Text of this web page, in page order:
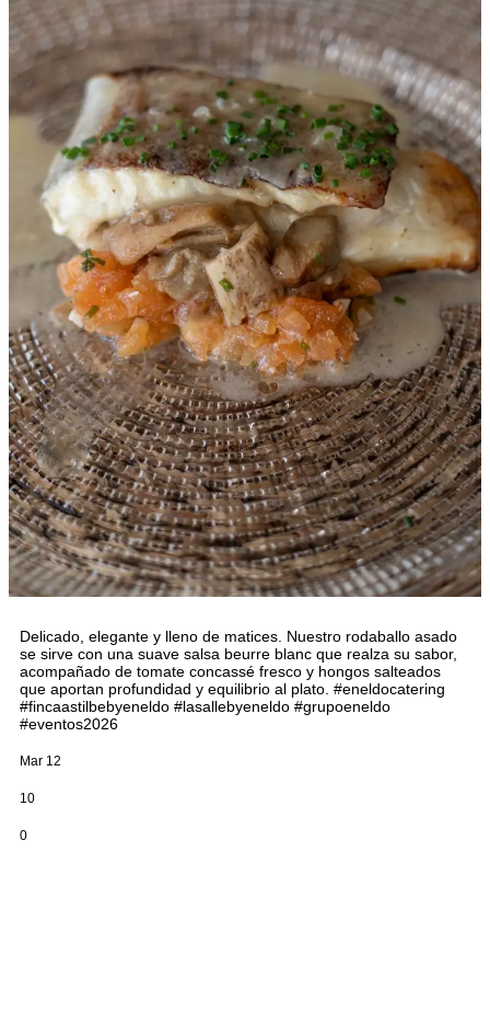
Delicado, elegante y lleno de matices. Nuestro rodaballo asado
se sirve con una suave salsa beurre blanc que realza su sabor,
acompañado de tomate concassé fresco y hongos salteados
que aportan profundidad y equilibrio al plato. #eneldocatering
#fincaastilbebyeneldo #lasallebyeneldo #grupoeneldo
#eventos2026
Mar 12
10
0